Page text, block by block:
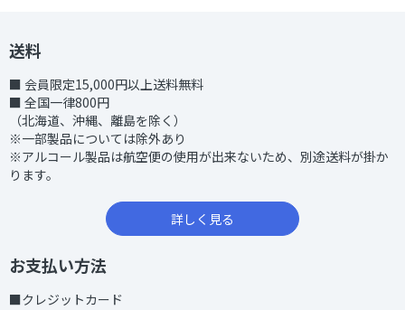
送料
■ 会員限定15,000円以上送料無料
■ 全国一律800円
（北海道、沖縄、離島を除く）
※一部製品については除外あり
※アルコール製品は航空便の使用が出来ないため、別途送料が掛か
ります。
詳しく見る
お支払い方法
■クレジットカード